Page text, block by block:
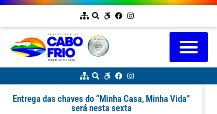
Entrega das chaves do “Minha Casa, Minha Vida”
será nesta sexta